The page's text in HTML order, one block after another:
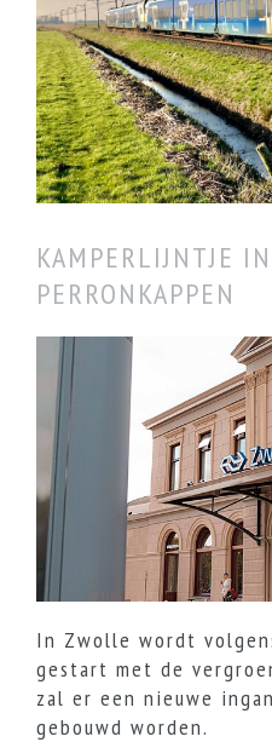
Zwolle maart 2025
KAMPERLIJNTJE
PERRONKAPPEN
In Zwolle wordt
gestart met de
zal er een nieuwe
gebouwd worden.